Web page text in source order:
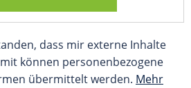
dass mir externe Inhalte
können personenbezogene
übermittelt werden. Mehr